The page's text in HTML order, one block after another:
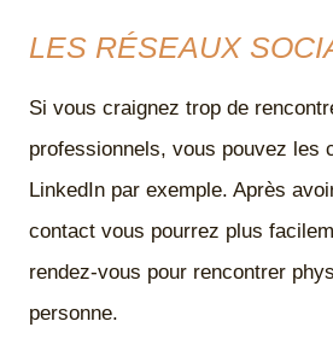
LES RÉSEAUX
Si vous craignez trop de
professionnels, vous pouvez les
LinkedIn par exemple. Après
contact vous pourrez plus
rendez-vous pour rencontrer
personne.